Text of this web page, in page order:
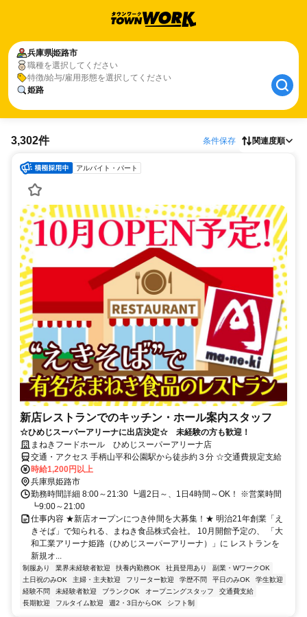
兵庫県姫路市
職種を選択してください
特徴/給与/雇用形態を選択してください
姫路
3,302件 条件保存 関連度順
アルバイト・パート
新店レストランでのキッチン・ホール案内スタッフ
☆ひめじスーパーアリーナに出店決定☆ 未経験の方も歓迎！
まねきフードホール ひめじスーパーアリーナ店
交通・アクセス 手柄山平和公園駅から徒歩約３分 ☆交通費規定支給
時給1,200円以上
兵庫県姫路市
勤務時間詳細 8:00～21:30 ┗週2日～、1日4時間～OK！ ※営業時間
┗9:00～21:00
仕事内容 ★新店オープンにつき仲間を大募集！★ 明治21年創業「え
きそば」で知られる、まねき食品株式会社。 10月開館予定の、 「大
和工業アリーナ姫路（ひめじスーパーアリーナ）」に レストランを
新規オ...
制服あり 業界未経験者歓迎 扶養内勤務OK 社員登用あり
副業・WワークOK
土日祝のみOK
主婦・主夫歓迎 フリーター歓迎 学歴不問 平日のみOK
学生歓迎
経験不問
未経験者歓迎 ブランクOK オープニングスタッフ
交通費支給
長期歓迎
フルタイム歓迎 週2・3日からOK シフト制